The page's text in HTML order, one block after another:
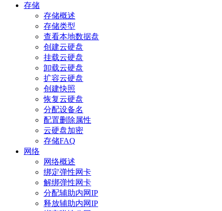
存储
存储概述
存储类型
查看本地数据盘
创建云硬盘
挂载云硬盘
卸载云硬盘
扩容云硬盘
创建快照
恢复云硬盘
分配设备名
配置删除属性
云硬盘加密
存储FAQ
网络
网络概述
绑定弹性网卡
解绑弹性网卡
分配辅助内网IP
释放辅助内网IP